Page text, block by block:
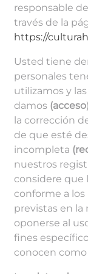
responsable
través de la
https://
Usted tiene
personales
utilizamos y
damos (acceso
la corrección
de que esté
incompleta
nuestros
considere que
conforme a
previstas en la
oponerse al
fines
conocen como